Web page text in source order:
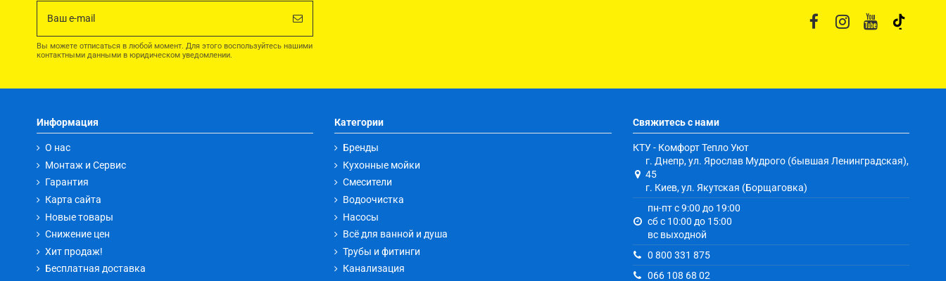
Вы можете отписаться в любой момент. Для этого воспользуйтесь нашими
контактными данными в юридическом уведомлении.
Информация
О нас
Монтаж и Сервис
Гарантия
Карта сайта
Новые товары
Снижение цен
Хит продаж!
Бесплатная доставка
Категории
Бренды
Кухонные мойки
Смесители
Водоочистка
Насосы
Всё для ванной и душа
Трубы и фитинги
Канализация
Свяжитесь с нами
КТУ - Комфорт Тепло Уют
г. Днепр, ул. Ярослав Мудрого (бывшая Ленинградская),
45
г. Киев, ул. Якутская (Борщаговка)
пн-пт с 9:00 до 19:00
сб с 10:00 до 15:00
вс выходной
0 800 331 875
066 108 68 02